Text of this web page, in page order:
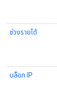
ช่วงรายได้
บล็อก IP